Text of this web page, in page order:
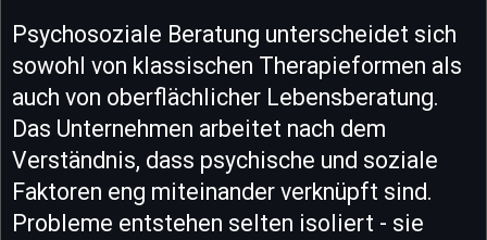
Psychosoziale Beratung unterscheidet sich
sowohl von klassischen Therapieformen als
auch von oberflächlicher Lebensberatung.
Das Unternehmen arbeitet nach dem
Verständnis, dass psychische und soziale
Faktoren eng miteinander verknüpft sind.
Probleme entstehen selten isoliert - sie